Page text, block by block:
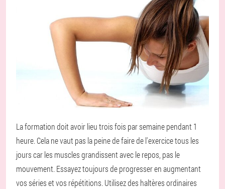
La formation doit avoir lieu trois fois par semaine pendant 1
heure. Cela ne vaut pas la peine de faire de l'exercice tous les
jours car les muscles grandissent avec le repos, pas le
mouvement. Essayez toujours de progresser en augmentant
vos séries et vos répétitions. Utilisez des haltères ordinaires